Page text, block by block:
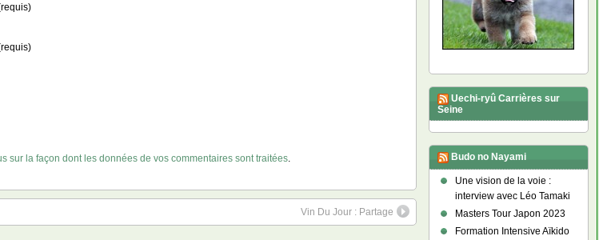
sur la façon dont les données de vos commentaires sont traitées.
Vin Du Jour : Partage
Uechi-ryû Carrières sur
Seine
Budo no Nayami
Une vision de la voie :
interview avec Léo Tamaki
Masters Tour Japon 2023
Formation Intensive Aïkido